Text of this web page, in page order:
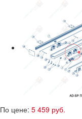
По цене: 5 459 руб.